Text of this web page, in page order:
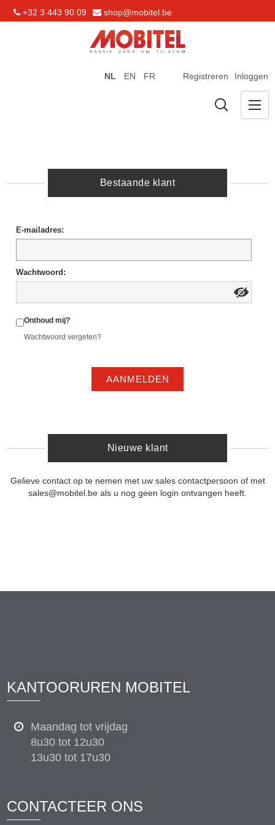
+32 3 443 90 09 shop@mobitel.be
Registreren Inloggen
NL EN FR
Bestaande klant
E-mailadres:
Wachtwoord:
Onthoud mij?
Wachtwoord vergeten?
AANMELDEN
Nieuwe klant
Gelieve contact op te nemen met uw sales contactpersoon of met
sales@mobitel.be als u nog geen login ontvangen heeft.
KANTOORUREN MOBITEL
Maandag tot vrijdag
8u30 tot 12u30
13u30 tot 17u30
CONTACTEER ONS